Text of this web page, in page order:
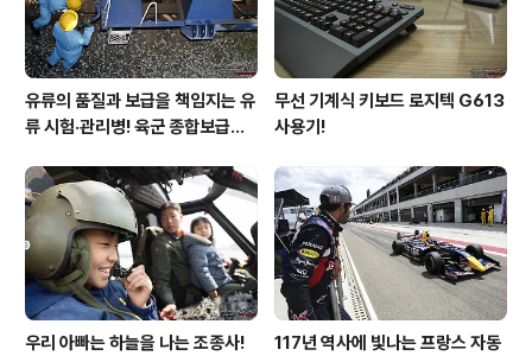
유류의 품질과 보급을 책임지는 유
류 시험·관리병! 육군 종합보급창
무선 기계식 키보드 로지텍 G613
사용기!
우리 아빠는 하늘을 나는 조종사!
117년 역사에 빛나는 프랑스 자동